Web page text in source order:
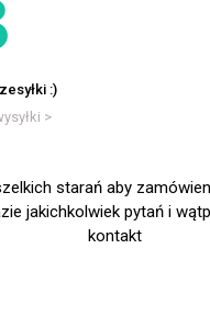
:)
>
starań aby
jakichkolwiek pytań i
kontakt